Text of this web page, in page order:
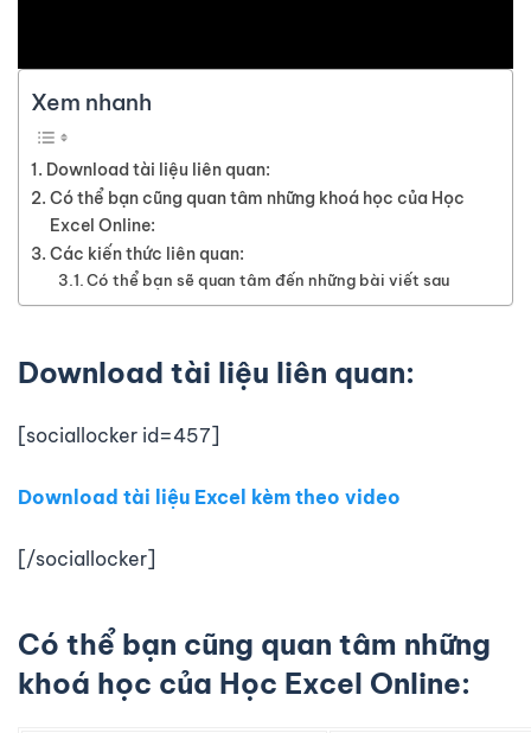
Xem nhanh
Download tài liệu liên quan:
Có thể bạn cũng quan tâm những khoá học của Học
Excel Online:
Các kiến thức liên quan:
Có thể bạn sẽ quan tâm đến những bài viết sau
Download tài liệu liên quan:
[sociallocker id=457]
Download tài liệu Excel kèm theo video
[/sociallocker]
Có thể bạn cũng quan tâm những
khoá học của Học Excel Online: